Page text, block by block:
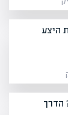
היצע
הדרך